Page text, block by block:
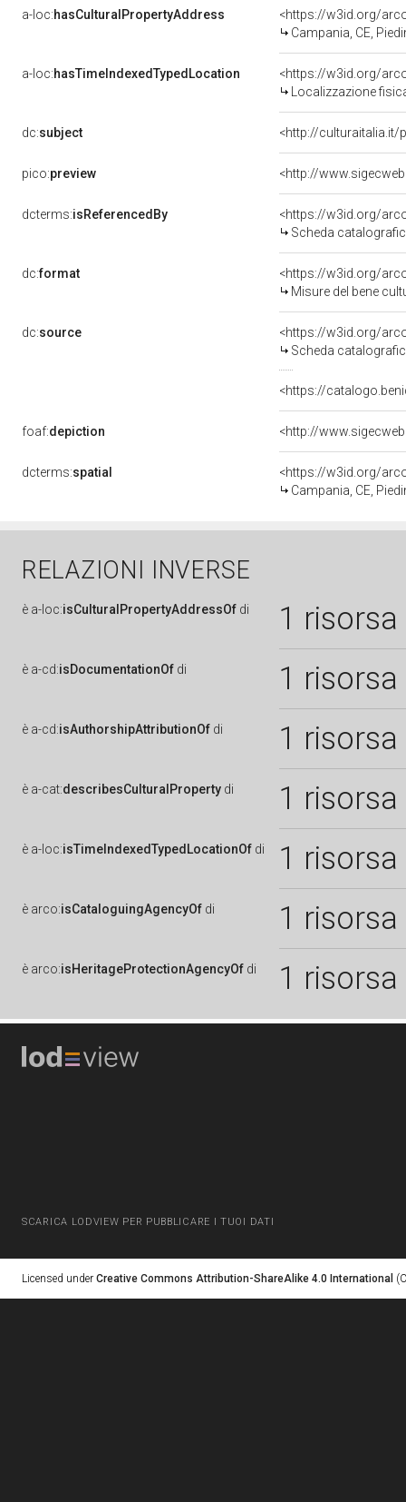
a-loc:hasCulturalPropertyAddress
<https://w3id.org/
Campania, CE,
a-loc:hasTimeIndexedTypedLocation
<https://w3id.org/
Localizzazione
dc:subject <http://culturaitalia.it/
pico:preview
dcterms:isReferencedBy
<https://w3id.org/
Scheda
dc:format
<https://w3id.org/
Misure del bene
dc:source
<https://w3id.org/
Scheda
<https://
foaf:depiction
dcterms:spatial
<https://w3id.org/
Campania, CE,
RELAZIONI INVERSE
è a-loc:isCulturalPropertyAddressOf di 1 risorsa
è a-cd:isDocumentationOf di 1 risorsa
è a-cd:isAuthorshipAttributionOf di 1 risorsa
è a-cat:describesCulturalProperty di 1 risorsa
è a-loc:isTimeIndexedTypedLocationOf di 1 risorsa
è arco:isCataloguingAgencyOf di 1 risorsa
è arco:isHeritageProtectionAgencyOf di 1 risorsa
SCARICA LODVIEW PER PUBBLICARE I TUOI DATI
Licensed under Creative Commons Attribution-ShareAlike 4.0 International